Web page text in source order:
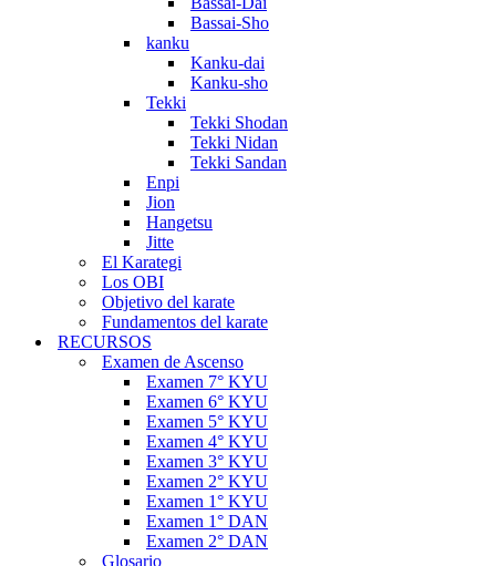
Bassai-Sho
kanku
Kanku-dai
Kanku-sho
Tekki
Tekki Shodan
Tekki Nidan
Tekki Sandan
Enpi
Jion
Hangetsu
Jitte
El Karategi
Los OBI
Objetivo del karate
Fundamentos del karate
RECURSOS
Examen de Ascenso
Examen 7° KYU
Examen 6° KYU
Examen 5° KYU
Examen 4° KYU
Examen 3° KYU
Examen 2° KYU
Examen 1° KYU
Examen 1° DAN
Examen 2° DAN
Glosario